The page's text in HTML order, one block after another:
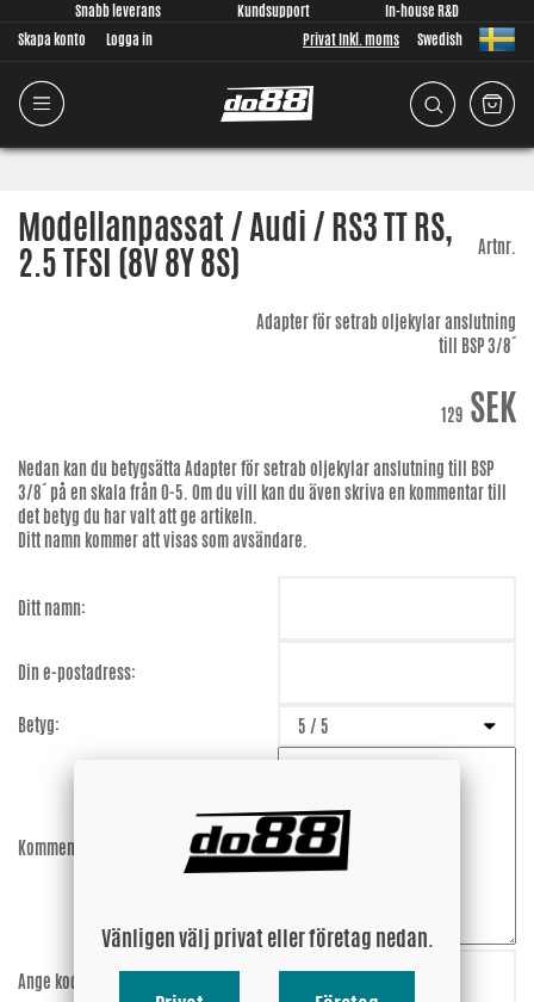
Snabb leverans Kundsupport
In-house R&D
Skapa konto
Logga in Privat Inkl. moms Swedish
Modellanpassat / Audi / RS3 TT RS,
2.5 TFSI (8V 8Y 8S) Artnr.
Adapter för setrab oljekylar anslutning
till BSP 3/8´
129 SEK
Nedan kan du betygsätta Adapter för setrab oljekylar anslutning till BSP
3/8´ på en skala från 0-5. Om du vill kan du även skriva en kommentar till
det betyg du har valt att ge artikeln.
Ditt namn kommer att visas som avsändare.
Ditt namn:
Din e-postadress:
Betyg:
Kommentar:
Ange koden:
Vänligen välj privat eller företag nedan.